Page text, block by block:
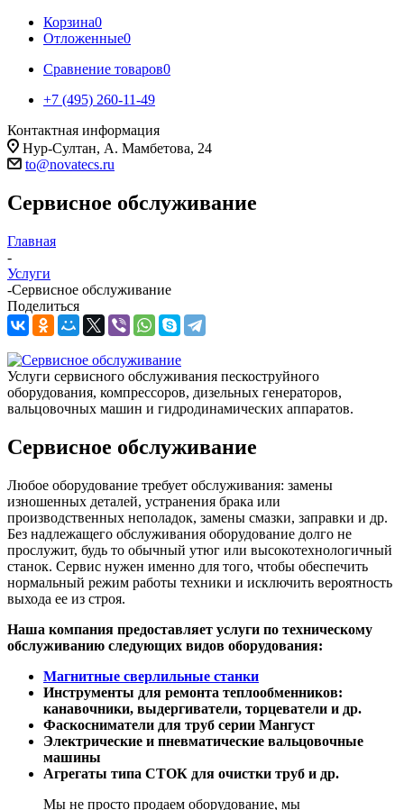
Корзина0
Отложенные0
Сравнение товаров0
+7 (495) 260-11-49
Контактная информация
Нур-Султан, А. Мамбетова, 24
to@novatecs.ru
Сервисное обслуживание
Главная
-
Услуги
-Сервисное обслуживание
Поделиться
Услуги сервисного обслуживания пескоструйного
оборудования, компрессоров, дизельных генераторов,
вальцовочных машин и гидродинамических аппаратов.
Сервисное обслуживание
Любое оборудование требует обслуживания: замены
изношенных деталей, устранения брака или
производственных неполадок, замены смазки, заправки и др.
Без надлежащего обслуживания оборудование долго не
прослужит, будь то обычный утюг или высокотехнологичный
станок. Сервис нужен именно для того, чтобы обеспечить
нормальный режим работы техники и исключить вероятность
выхода ее из строя.
Наша компания предоставляет услуги по техническому
обслуживанию следующих видов оборудования:
Магнитные сверлильные станки
Инструменты для ремонта теплообменников:
канавочники, выдергиватели, торцеватели и др.
Фаскосниматели для труб серии Мангуст
Электрические и пневматические вальцовочные
машины
Агрегаты типа СТОК для очистки труб и др.
Мы не просто продаем оборудование, мы